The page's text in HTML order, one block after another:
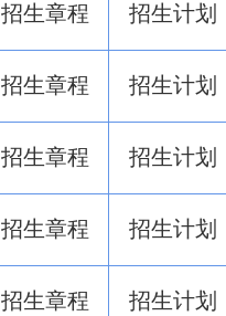
招生章程 招生计划
招生章程 招生计划
招生章程 招生计划
招生章程 招生计划
招生章程 招生计划